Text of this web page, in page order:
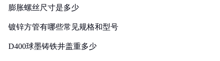
膨胀螺丝尺寸是多少
镀锌方管有哪些常见规格和型号
D400球墨铸铁井盖重多少